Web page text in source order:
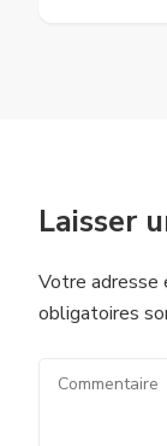
Laisser
Votre adresse
obligatoires